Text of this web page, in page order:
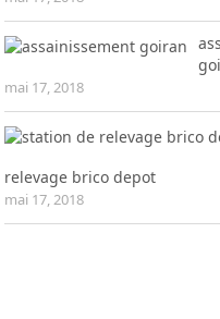
mai 17, 2018
relevage brico depot
mai 17, 2018